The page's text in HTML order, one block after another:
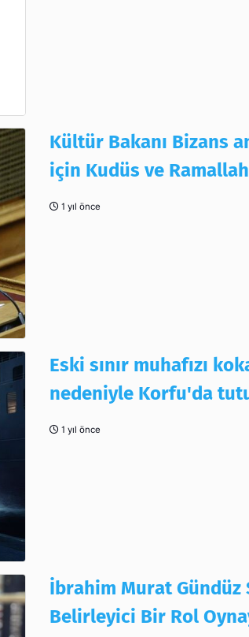
Kültür Bakanı Bizans
için Kudüs ve
1 yıl önce
Eski sınır muhafızı
nedeniyle Korfu'da
1 yıl önce
İbrahim Murat Gündüz
Belirleyici Bir Rol